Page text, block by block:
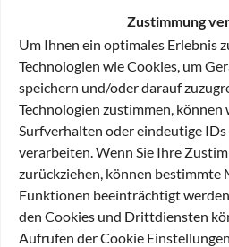
Zustimmung
Um Ihnen ein optimales Erlebnis
Technologien wie Cookies, um
speichern und/oder darauf
Technologien zustimmen, können
Surfverhalten oder eindeutige
verarbeiten. Wenn Sie Ihre
zurückziehen, können bestimmte
Funktionen beeinträchtigt
den Cookies und Drittdiensten
Aufrufen der Cookie Einstellungen
Demokratie erleben,
Europa aktiv mitdenken
Europapolitischen
Zuhören, Debattieren und
Fundament zum erfolgreichen
und das weit über nationale,
Grenzen hinweg.
“Wir Gemeinsam” steht für
dass es vor allem auch auf die
ankommt.Es steht für die